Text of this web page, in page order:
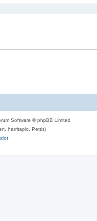
Software © phpBB Limited
harritapio, Pettis)